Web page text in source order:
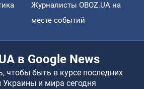
Журналисты OBOZ.UA на
месте событий
в Google News
чтобы быть в курсе последних
Украины и мира сегодня